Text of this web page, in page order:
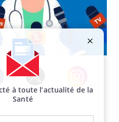
Twitter Instagram
à toute l’actualité de la
Santé